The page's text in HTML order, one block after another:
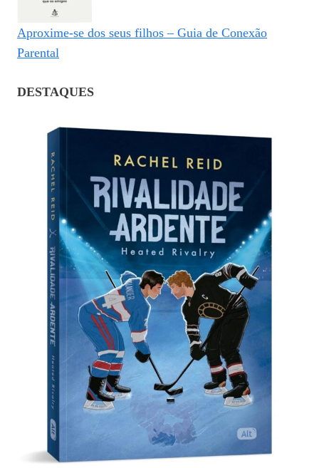
Aproxime-se dos seus filhos – Guia de Conexão
Parental
DESTAQUES